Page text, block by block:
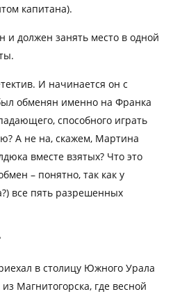
капитана).
и должен занять место в одной
И начинается он с
обменян именно на Франка
способного играть
А не на, скажем, Мартина
вместе взятых? Что это
– понятно, так как у
все пять разрешенных
в столицу Южного Урала
Магнитогорска, где весной